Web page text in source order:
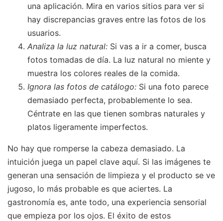
una aplicación. Mira en varios sitios para ver si
hay discrepancias graves entre las fotos de los
usuarios.
Analiza la luz natural: Si vas a ir a comer, busca
fotos tomadas de día. La luz natural no miente y
muestra los colores reales de la comida.
Ignora las fotos de catálogo: Si una foto parece
demasiado perfecta, probablemente lo sea.
Céntrate en las que tienen sombras naturales y
platos ligeramente imperfectos.
No hay que romperse la cabeza demasiado. La
intuición juega un papel clave aquí. Si las imágenes te
generan una sensación de limpieza y el producto se ve
jugoso, lo más probable es que aciertes. La
gastronomía es, ante todo, una experiencia sensorial
que empieza por los ojos. El éxito de estos